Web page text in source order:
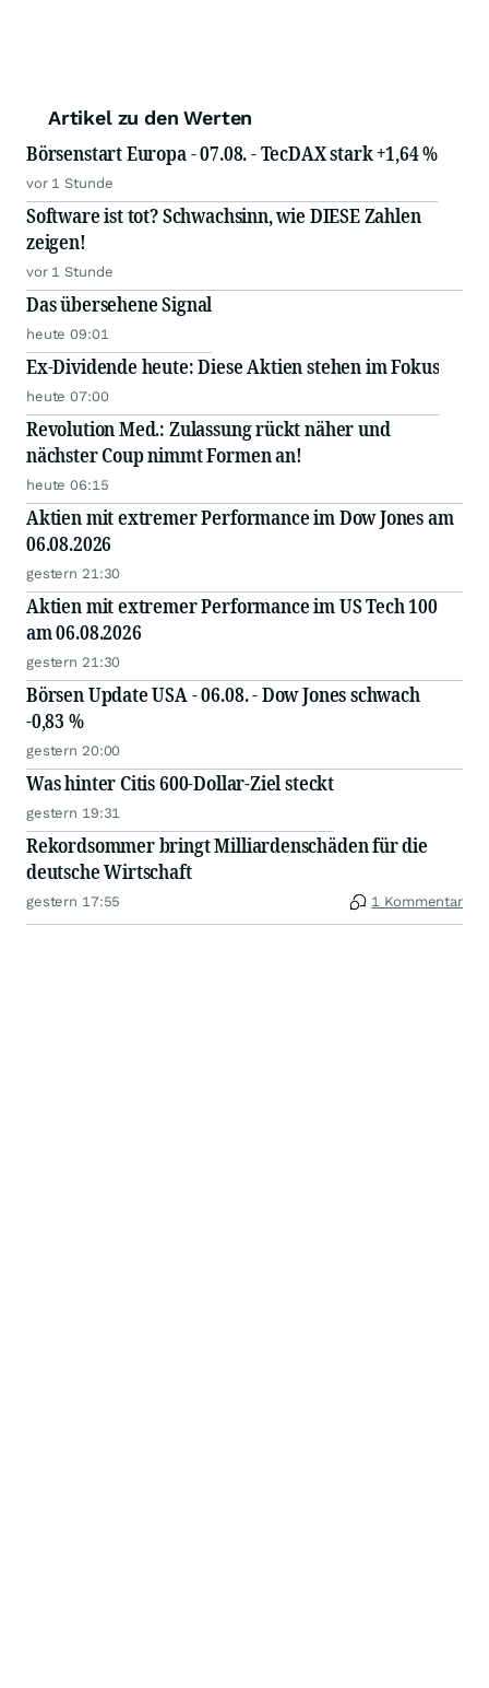
Artikel zu den Werten
Börsenstart Europa - 07.08. - TecDAX stark +1,64 %
vor 1 Stunde
Software ist tot? Schwachsinn, wie DIESE Zahlen
zeigen!
vor 1 Stunde
Das übersehene Signal
heute 09:01
Ex-Dividende heute: Diese Aktien stehen im Fokus
heute 07:00
Revolution Med.: Zulassung rückt näher und
nächster Coup nimmt Formen an!
heute 06:15
Aktien mit extremer Performance im Dow Jones am
06.08.2026
gestern 21:30
Aktien mit extremer Performance im US Tech 100
am 06.08.2026
gestern 21:30
Börsen Update USA - 06.08. - Dow Jones schwach
-0,83 %
gestern 20:00
Was hinter Citis 600-Dollar-Ziel steckt
gestern 19:31
Rekordsommer bringt Milliardenschäden für die
deutsche Wirtschaft
gestern 17:55 1 Kommentar